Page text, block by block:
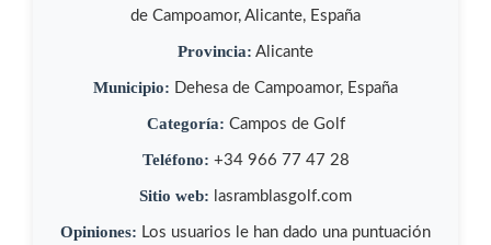
de Campoamor, Alicante, España
Provincia: Alicante
Municipio: Dehesa de Campoamor, España
Categoría: Campos de Golf
Teléfono: +34 966 77 47 28
Sitio web: lasramblasgolf.com
Opiniones: Los usuarios le han dado una puntuación